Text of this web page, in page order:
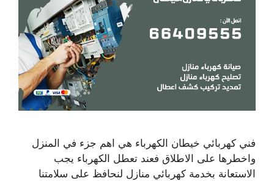
فني كهربائي خيطان الكهرباء هي اهم جزء في المنزل
واخطرها على الاطلاق فعند تعطل الكهرباء يجب
الاستعانة بخدمة كهربائي منازل لنحافظ على سلامتنا